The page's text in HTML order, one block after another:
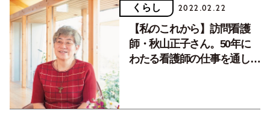
くらし 2022.02.22
【私のこれから】訪問看護
師・秋山正子さん。50年に
わたる看護師の仕事を通して